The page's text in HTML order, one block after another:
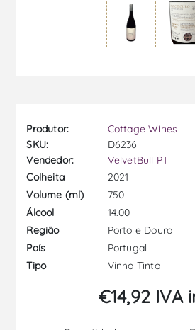
Produtor:
Cottage Wines
SKU:
D6236
Vendedor:
VelvetBull PT
Colheita
2021
Volume (ml)
750
Álcool
14.00
Região
Porto e Douro
País
Portugal
Tipo
Vinho Tinto
€14,92 IVA